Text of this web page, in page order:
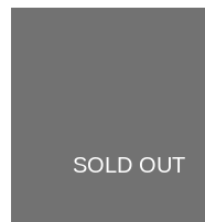
SOLD OUT